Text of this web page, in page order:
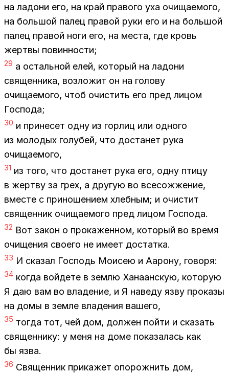
на ла­до­ни его, на край пра­во­го уха очи­ща­е­мо­го,
на боль­шой па­лец пра­вой руки его и на боль­шой
па­лец пра­вой ноги его, на ме­ста, где кровь
жерт­вы по­вин­но­сти;
29 а осталь­ной елей, ко­то­рый на ла­до­ни
свя­щен­ни­ка, воз­ло­жит он на го­ло­ву
очи­ща­е­мо­го, чтоб очи­стить его пред ли­цом
Гос­по­да;
30 и при­не­сет одну из гор­лиц или од­но­го
из мо­ло­дых го­лу­бей, что до­ста­нет рука
очи­ща­е­мо­го,
31 из того, что до­ста­нет рука его, одну пти­цу
в жерт­ву за грех, а дру­гую во все­со­жже­ние,
вме­сте с при­но­ше­ни­ем хлеб­ным; и очи­стит
свя­щен­ник очи­ща­е­мо­го пред ли­цом Гос­по­да.
32 Вот за­кон о про­ка­жен­ном, ко­то­рый во вре­мя
очи­ще­ния сво­е­го не име­ет до­стат­ка.
33 И ска­зал Гос­подь Мо­и­сею и Ааро­ну, го­во­ря:
34 ко­гда вой­де­те в зем­лю Ха­на­ан­скую, ко­то­рую
Я даю вам во вла­де­ние, и Я на­ве­ду язву про­ка­зы
на домы в зем­ле вла­де­ния ва­ше­го,
35 то­гда тот, чей дом, дол­жен пой­ти и ска­зать
свя­щен­ни­ку: у меня на доме по­ка­за­лась как
бы язва.
36 Свя­щен­ник при­ка­жет опо­рож­нить дом,